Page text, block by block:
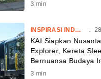
3 min
INSPIRASI INDONESIA .
KAI Siapkan
Explorer, Kereta
Bernuansa Budaya
3 min